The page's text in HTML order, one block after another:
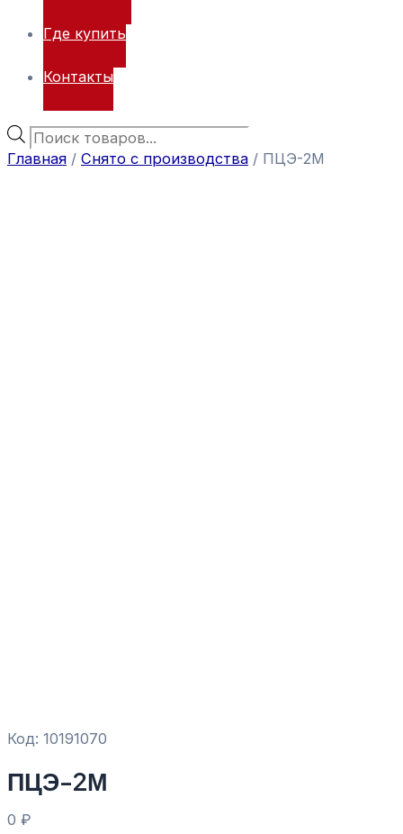
Где купить
Контакты
Главная / Снято с производства / ПЦЭ-2М
Код: 10191070
ПЦЭ-2М
0 ₽